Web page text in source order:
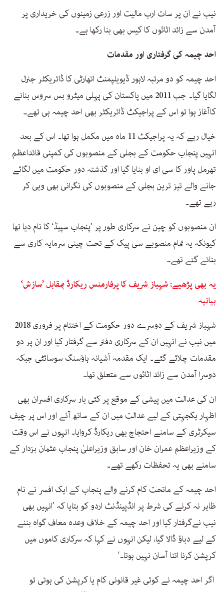
نیب نے ان پر سات ارب مالیت اور زرعی زمینوں کی خریداری پر
آمدن سے زائد اثاثوں کا کیس بھی بنا رکھا ہے۔
احد چیمہ کی گرفتاری اور مقدمات
احد چیمہ کو دو مرتبہ لاہور ڈیویلپمنٹ اتھارٹی کا ڈائریکٹر جنرل
لگایا گیا۔ جب 2011 میں پاکستان کی پہلی میٹرو بس سروس بنانے
کاآغاز ہوا تو اس کے پراجیکٹ ڈائریکٹر بھی احد چیمہ ہی تھے۔
خیال رہے کہ یہ پراجیکٹ 11 ماہ میں مکمل ہوا تھا۔ اس کے بعد
انہیں پنجاب حکومت کے بجلی کے منصوبوں کی کمپنی قائداعظم
تھرمل پاور کا سی ای او بنایا گیا اور گذشتہ دور حکومت میں لگائے
جانے والے تیز ترین بجلی کے منصوبوں کی نگرانی بھی وہی کر
رہے تھے۔
ان منصوبوں کو چین نے سرکاری طور پر ’پنجاب سپیڈ‘ کا نام دیا تھا
کیونکہ یہ تمام منصوبے سی پیک کے تحت چینی سرمایہ کاری سے
بنائے گئے تھے۔
یہ بھی پڑھیے: شہباز شریف کا پرفارمنس ریکارڈ بمقابل ’سازش‘
بیانیہ
شہباز شریف کے دوسرے دور حکومت کے اختتام پر فروری 2018
میں نیب نے انہیں ان کے سرکاری دفتر سے گرفتار کیا اور ان پر دو
مقدمات چلائے گئے۔ ایک مقدمہ آشیانہ ہاؤسنگ سوسائٹی جبکہ
دوسرا آمدن سے زائد اثاثوں سے متعلق تھا۔
ان کی عدالت میں پیشی کے موقع پر کئی بار سرکاری افسران بھی
اظہار یکجہتی کے لیے عدالت میں ان کے ساتھ آئے اور اس پر چیف
سیکرٹری کے سامنے احتجاج بھی ریکارڈ کروایا۔ انہوں نے اس وقت
کے وزیراعظم عمران خان اور سابق وزیراعلیٰ پنجاب عثمان بزدار کے
سامنے بھی یہ تحفظات رکھے تھے۔
احد چیمہ کے ماتحت کام کرنے والے پنجاب کے ایک افسر نے نام
ظاہر نہ کرنے کی شرط پر انڈپینڈنٹ اردو کو بتایا کہ ’انہیں بھی
نیب نےگرفتار کیا اور احد چیمہ کے خلاف وعدہ معاف گواہ بننے
کے لیے دباؤ ڈالا گیا، لیکن انہوں نے کہا کہ سرکاری کاموں میں
کرپشن کرنا اتنا آسان نہیں ہوتا۔‘
اگر احد چیمہ نے کوئی غیر قانونی کام یا کرپشن کی ہوتی تو